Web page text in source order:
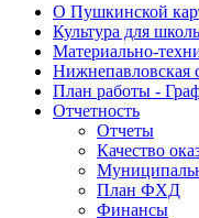
О Пушкинской
Культура для
Материально-
Нижнепавловская
План работы -
Отчетность
Отчеты
Качество
План ФХД
Финансы